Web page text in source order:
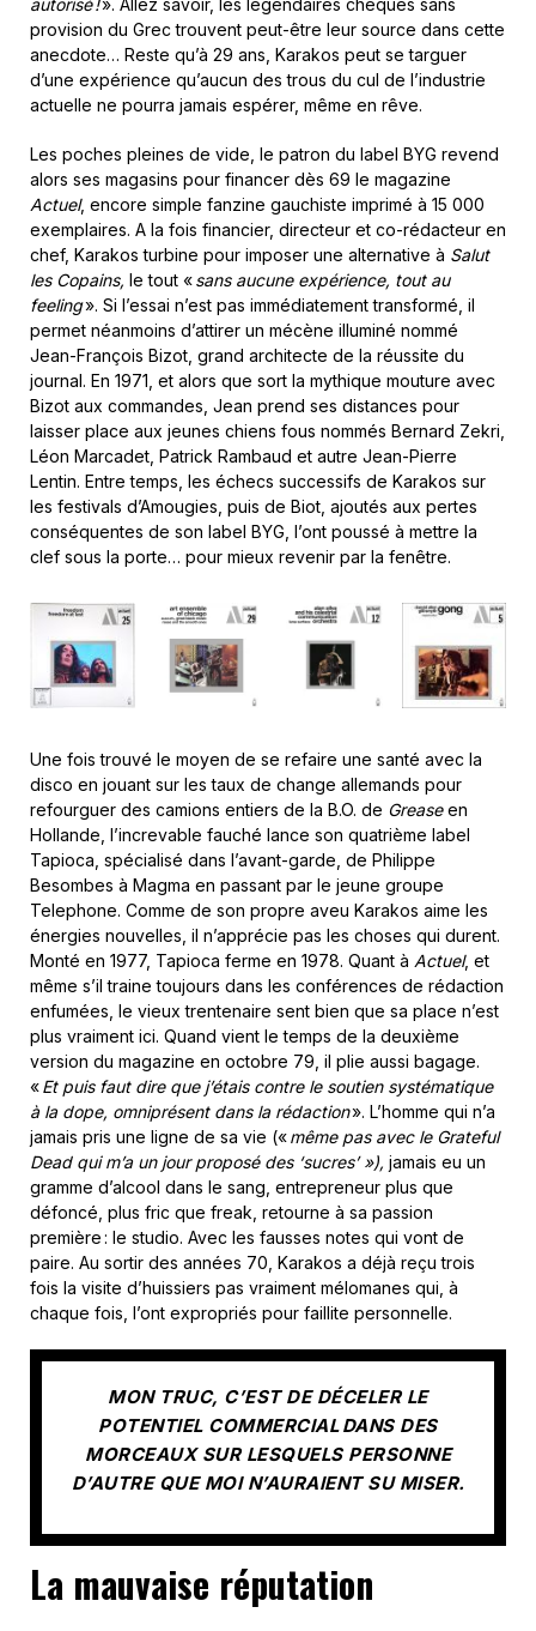
autorisé !». Allez savoir, les légendaires chèques sans
provision du Grec trouvent peut-être leur source dans cette
anecdote… Reste qu’à 29 ans, Karakos peut se targuer
d’une expérience qu’aucun des trous du cul de l’industrie
actuelle ne pourra jamais espérer, même en rêve.
Les poches pleines de vide, le patron du label BYG revend
alors ses magasins pour financer dès 69 le magazine
Actuel, encore simple fanzine gauchiste imprimé à 15 000
exemplaires. A la fois financier, directeur et co-rédacteur en
chef, Karakos turbine pour imposer une alternative à Salut
les Copains, le tout «sans aucune expérience, tout au
feeling». Si l’essai n’est pas immédiatement transformé, il
permet néanmoins d’attirer un mécène illuminé nommé
Jean-François Bizot, grand architecte de la réussite du
journal. En 1971, et alors que sort la mythique mouture avec
Bizot aux commandes, Jean prend ses distances pour
laisser place aux jeunes chiens fous nommés Bernard Zekri,
Léon Marcadet, Patrick Rambaud et autre Jean-Pierre
Lentin. Entre temps, les échecs successifs de Karakos sur
les festivals d’Amougies, puis de Biot, ajoutés aux pertes
conséquentes de son label BYG, l’ont poussé à mettre la
clef sous la porte… pour mieux revenir par la fenêtre.
Une fois trouvé le moyen de se refaire une santé avec la
disco en jouant sur les taux de change allemands pour
refourguer des camions entiers de la B.O. de Greaseen
Hollande, l’increvable fauché lance son quatrième label
Tapioca, spécialisé dans l’avant-garde, de Philippe
Besombes à Magma en passant par le jeune groupe
Telephone. Comme de son propre aveu Karakos aime les
énergies nouvelles, il n’apprécie pas les choses qui durent.
Monté en 1977, Tapioca ferme en 1978. Quant à Actuel, et
même s’il traine toujours dans les conférences de rédaction
enfumées, le vieux trentenaire sent bien que sa place n’est
plus vraiment ici. Quand vient le temps de la deuxième
version du magazine en octobre 79, il plie aussi bagage.
«Et puis faut dire que j’étais contre le soutien systématique
à la dope, omniprésent dans la rédaction». L’homme qui n’a
jamais pris une ligne de sa vie («même pas avec le Grateful
Dead qui m’a un jour proposé des ‘sucres’ »), jamais eu un
gramme d’alcool dans le sang, entrepreneur plus que
défoncé, plus fric que freak, retourne à sa passion
première : le studio. Avec les fausses notes qui vont de
paire. Au sortir des années 70, Karakos a déjà reçu trois
fois la visite d’huissiers pas vraiment mélomanes qui, à
chaque fois, l’ont expropriés pour faillite personnelle.
MON TRUC, C’EST DE DÉCELER LE
POTENTIEL COMMERCIAL DANS DES
MORCEAUX SUR LESQUELS PERSONNE
D’AUTRE QUE MOI N’AURAIENT SU MISER.
La mauvaise réputation